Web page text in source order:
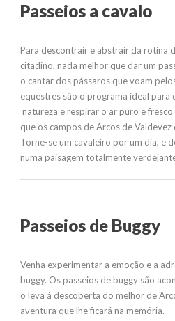
Passeios a cavalo
Para descontrair e abstrair da rotina
citadino, nada melhor que dar um
o cantar dos pássaros que voam
equestres são o programa ideal para
natureza e respirar o ar puro e
que os campos de Arcos de Valdevez
Torne-se um cavaleiro por um dia, e
numa paisagem totalmente
Passeios de Buggy
Venha experimentar a emoção e a
buggy. Os passeios de buggy são
o leva à descoberta do melhor de
aventura que lhe ficará na memória.